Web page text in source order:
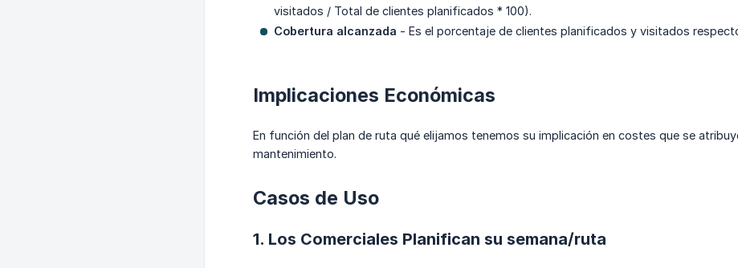
visitados / Total de clientes planificados * 100).
Cobertura alcanzada - Es el porcentaje de clientes planificados y visitados
Implicaciones Económicas
En función del plan de ruta qué elijamos tenemos su implicación en costes que se
mantenimiento.
Casos de Uso
1. Los Comerciales Planifican su semana/ruta